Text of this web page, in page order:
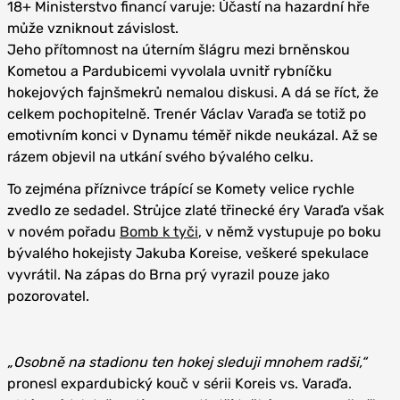
18+ Ministerstvo financí varuje: Účastí na hazardní hře
může vzniknout závislost.
Jeho přítomnost na úterním šlágru mezi brněnskou
Kometou a Pardubicemi vyvolala uvnitř rybníčku
hokejových fajnšmekrů nemalou diskusi. A dá se říct, že
celkem pochopitelně. Trenér Václav Varaďa se totiž po
emotivním konci v Dynamu téměř nikde neukázal. Až se
rázem objevil na utkání svého bývalého celku.
To zejména příznivce trápící se Komety velice rychle
zvedlo ze sedadel. Strůjce zlaté třinecké éry Varaďa však
v novém pořadu Bomb k tyči, v němž vystupuje po boku
bývalého hokejisty Jakuba Koreise, veškeré spekulace
vyvrátil. Na zápas do Brna prý vyrazil pouze jako
pozorovatel.
„Osobně na stadionu ten hokej sleduji mnohem radši,“
pronesl expardubický kouč v sérii Koreis vs. Varaďa.